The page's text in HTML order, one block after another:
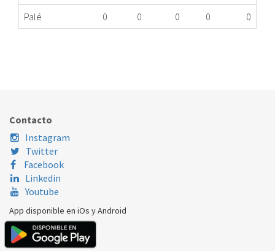
Palé
0 0 0 0 0
Contacto
Instagram
Twitter
Facebook
Linkedin
Youtube
App disponible en iOs y Android